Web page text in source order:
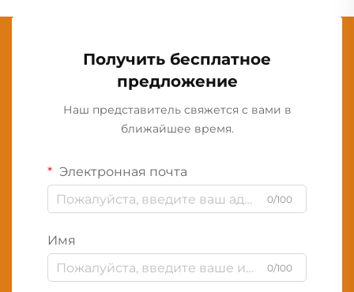
Получить бесплатное
предложение
Наш представитель свяжется с вами в
ближайшее время.
Электронная почта
0/100
Имя
0/100